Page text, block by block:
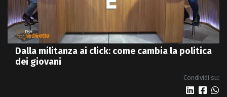
Dalla militanza ai click: come cambia la politica
dei giovani
Condividi su: